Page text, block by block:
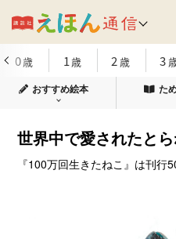
0歳 1歳 2 歳 3
おすすめ絵本 た
世界中で愛されたと
『100万回生きたねこ』は刊行